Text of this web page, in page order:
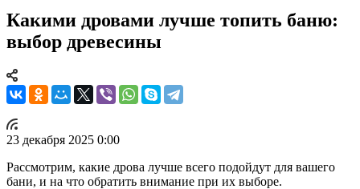
Какими дровами лучше топить баню:
выбор древесины
23 декабря 2025 0:00
Рассмотрим, какие дрова лучше всего подойдут для вашего
бани, и на что обратить внимание при их выборе.